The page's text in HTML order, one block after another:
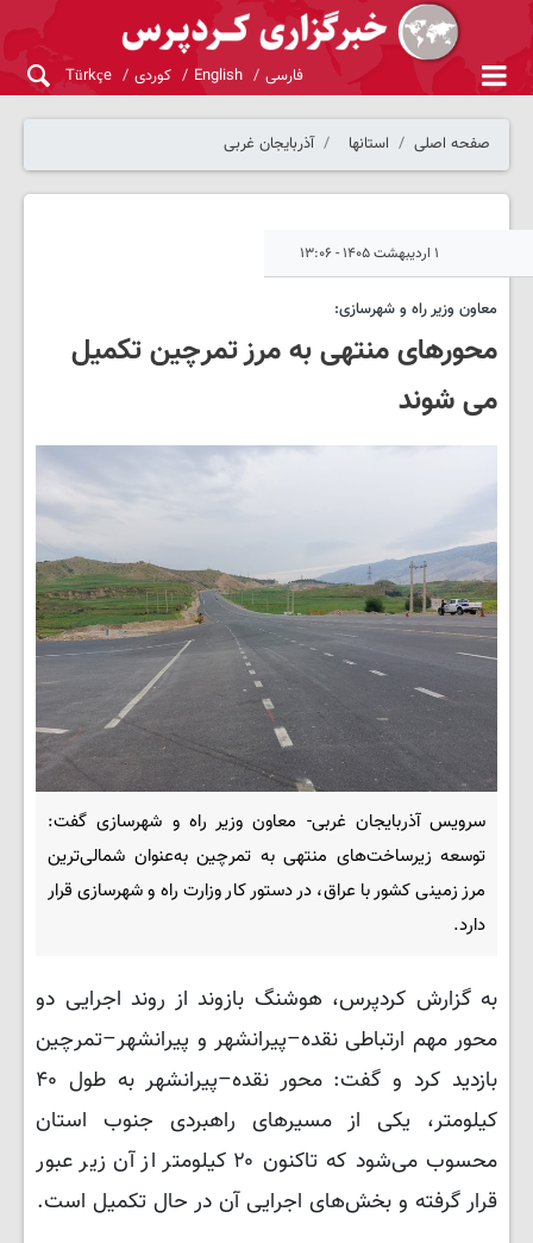
فارسی English کوردی Türkçe
صفحه اصلی استانها آذربایجان غربی
۱ اردیبهشت ۱۴۰۵ - ۱۳:۰۶
معاون وزیر راه و شهرسازی:
محورهای منتهی به مرز تمرچین تکمیل
می شوند
سرویس آذربایجان غربی- معاون وزیر راه و شهرسازی گفت:
توسعه زیرساخت‌های منتهی به تمرچین به‌عنوان شمالی‌ترین
مرز زمینی کشور با عراق، در دستور کار وزارت راه و شهرسازی قرار
دارد.
به گزارش کردپرس، هوشنگ بازوند از روند اجرایی دو
محور مهم ارتباطی نقده–پیرانشهر و پیرانشهر–تمرچین
بازدید کرد و گفت: محور نقده–پیرانشهر به طول ۴۰
کیلومتر، یکی از مسیرهای راهبردی جنوب استان
محسوب می‌شود که تاکنون ۲۰ کیلومتر از آن زیر عبور
قرار گرفته و بخش‌های اجرایی آن در حال تکمیل است.